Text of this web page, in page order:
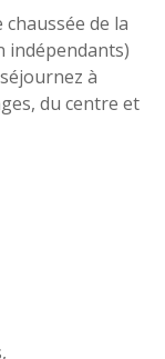
de la
indépendants)
à
du centre et